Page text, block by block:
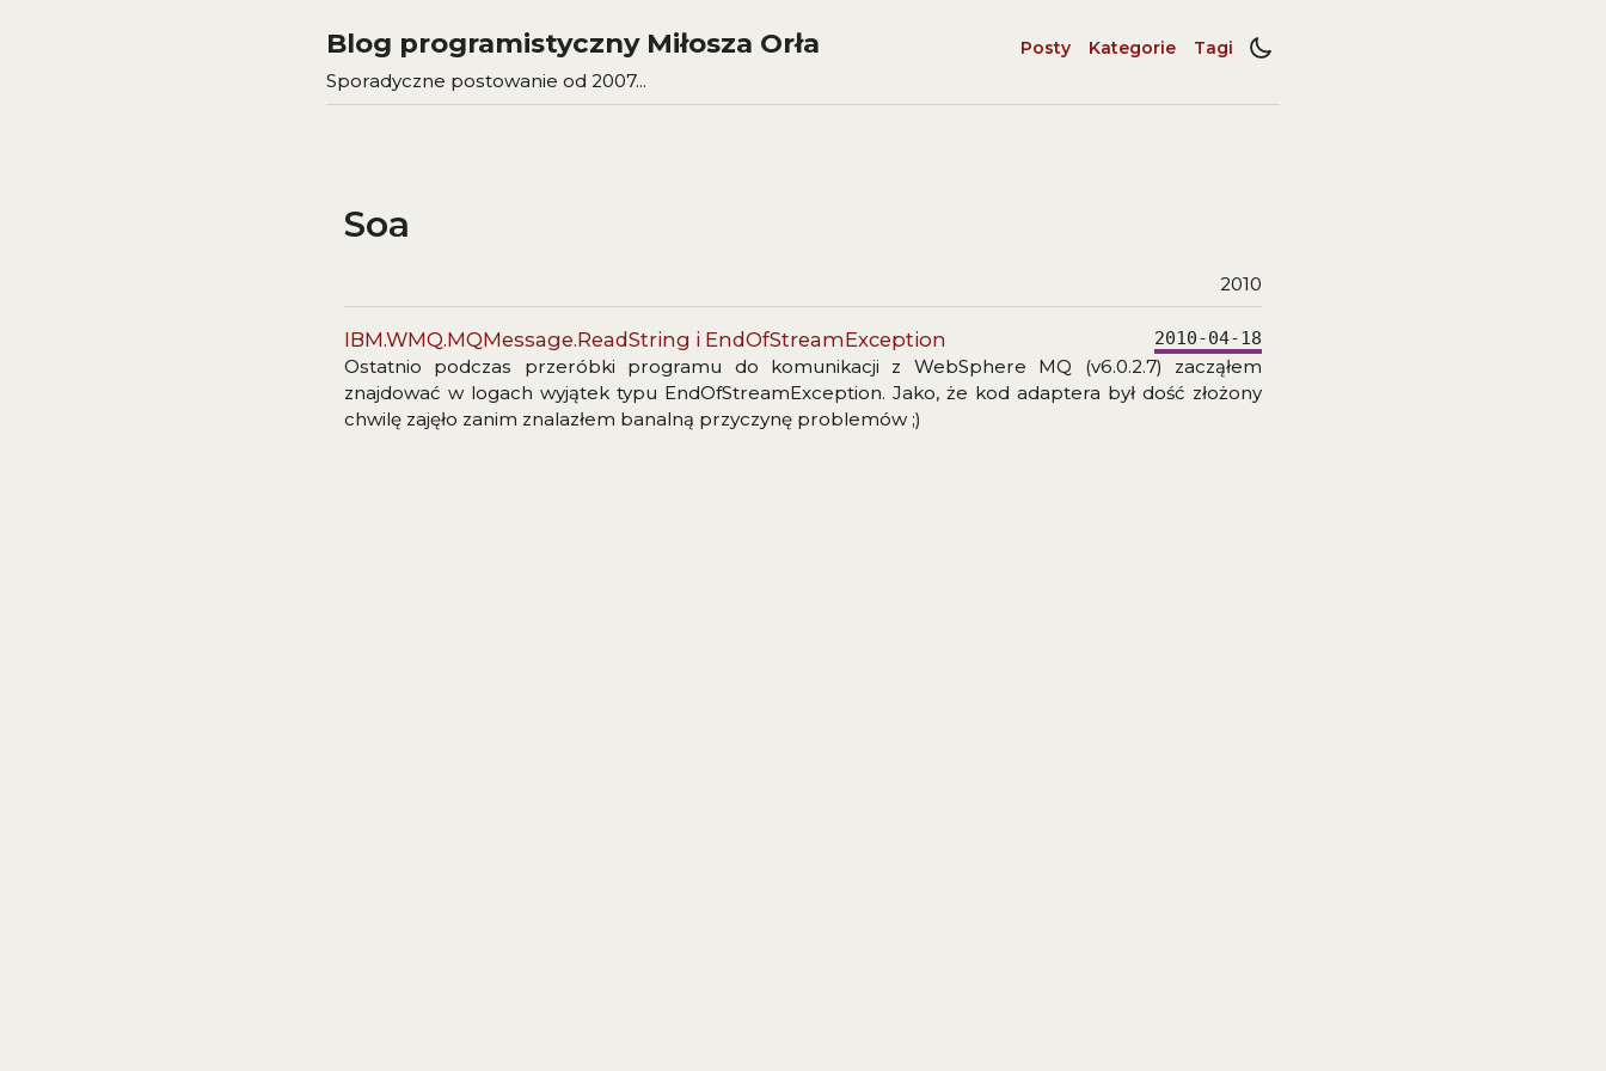
Blog programistyczny Miłosza Orła Posty Kategorie Tagi
Sporadyczne postowanie od 2007...
Soa
2010
IBM.WMQ.MQMessage.ReadString i EndOfStreamException 2010-04-18
Ostatnio podczas przeróbki programu do komunikacji z WebSphere MQ (v6.0.2.7) zacząłem
znajdować w logach wyjątek typu EndOfStreamException. Jako, że kod adaptera był dość złożony
chwilę zajęło zanim znalazłem banalną przyczynę problemów ;)